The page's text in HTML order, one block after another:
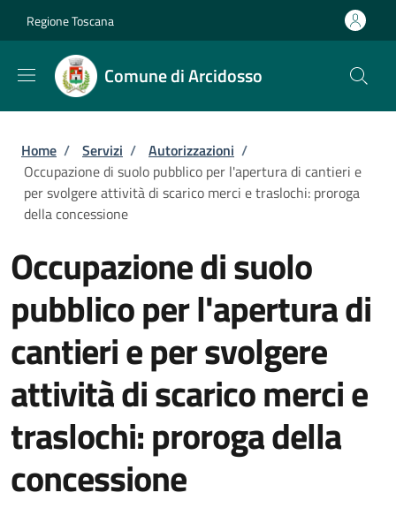
Regione Toscana
Comune di Arcidosso
Briciole di pane
Home / Servizi / Autorizzazioni /
Occupazione di suolo pubblico per l'apertura di cantieri e
per svolgere attività di scarico merci e traslochi: proroga
della concessione
Occupazione di suolo
pubblico per l'apertura di
cantieri e per svolgere
attività di scarico merci e
traslochi: proroga della
concessione